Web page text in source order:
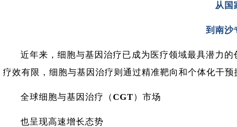
从国
到南沙
近年来，细胞与基因治疗已成为医疗领域最具潜力
疗效有限，细胞与基因治疗则通过精准靶向和个体化干预
全球细胞与基因治疗（CGT）市场
也呈现高速增长态势